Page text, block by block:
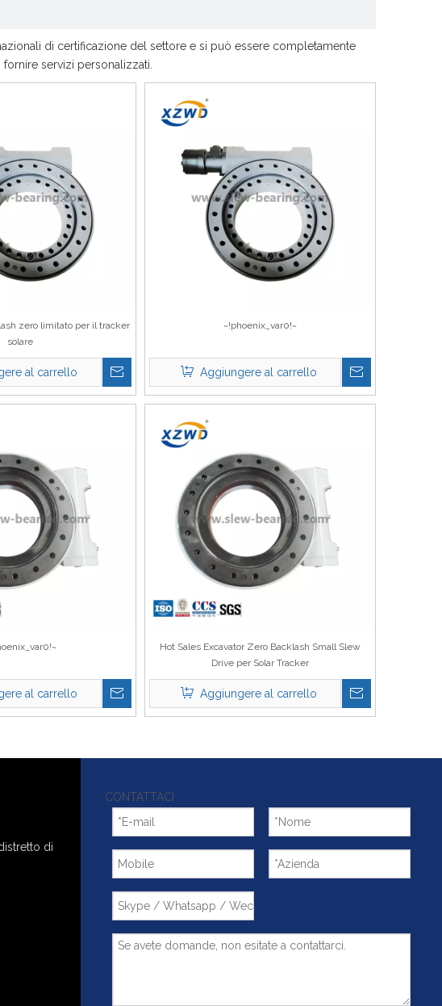
di certificazione del settore e si può essere completamente
servizi personalizzati.
zero limitato per il tracker
solare
al carrello
~!phoenix_var0!~
Aggiungere al carrello
al carrello
Hot Sales Excavator Zero Backlash Small Slew
Drive per Solar Tracker
Aggiungere al carrello
di
CONTATTACI